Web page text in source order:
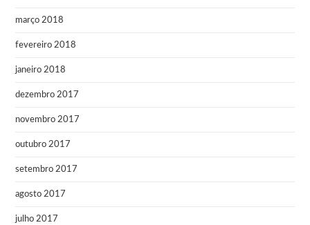
março 2018
fevereiro 2018
janeiro 2018
dezembro 2017
novembro 2017
outubro 2017
setembro 2017
agosto 2017
julho 2017